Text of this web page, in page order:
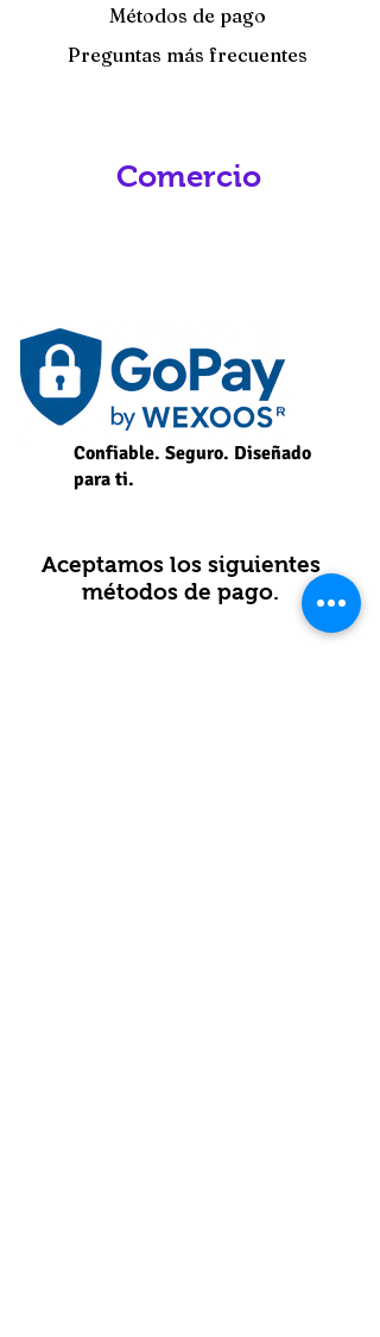
Métodos de pago
Preguntas más frecuentes
Comercio
Confiable. Seguro. Diseñado
para ti.
Aceptamos los siguientes
métodos de pago.